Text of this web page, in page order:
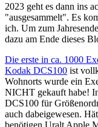
2023 geht es dann ins
"ausgesammelt". Es
ich. Um zum
dazu am Ende dieses
Die erste in ca. 1000
Kodak DCS100 ist
Wohnorts wurde ein
NICHT gekauft habe!
DCS100 für
auch dabeigewesen.
benötigen Uralt Apple